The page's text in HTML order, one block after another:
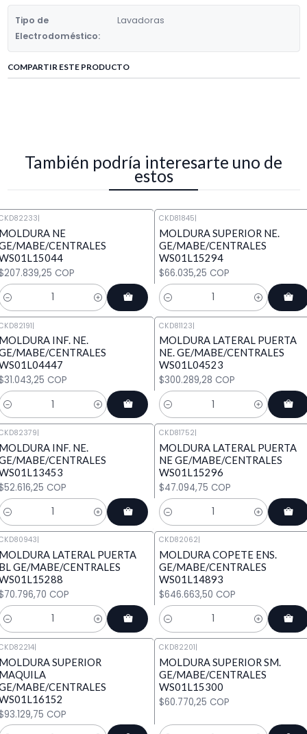
Tipo de
Electrodoméstico:
Lavadoras
COMPARTIR ESTE PRODUCTO
También podría interesarte uno de
estos
|
NE
MABE/CENTRALES
COP
CKD81845|
MOLDURA SUPERIOR NE.
GE/MABE/CENTRALES
WS01L15294
$66.035,25 COP
Cantidad
|
INF. NE.
MABE/CENTRALES
COP
CKD81123|
MOLDURA LATERAL PUERTA
NE. GE/MABE/CENTRALES
WS01L04523
$300.289,28 COP
Cantidad
|
INF. NE.
MABE/CENTRALES
COP
CKD81752|
MOLDURA LATERAL PUERTA
NE GE/MABE/CENTRALES
WS01L15296
$47.094,75 COP
Cantidad
|
LATERAL PUERTA
GE/MABE/CENTRALES
COP
CKD82062|
MOLDURA COPETE ENS.
GE/MABE/CENTRALES
WS01L14893
$646.663,50 COP
Cantidad
|
SUPERIOR
MABE/CENTRALES
COP
CKD82201|
MOLDURA SUPERIOR SM.
GE/MABE/CENTRALES
WS01L15300
$60.770,25 COP